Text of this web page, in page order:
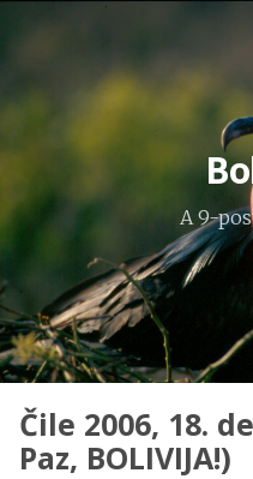
A 9-
Čile 2006, 18.
Paz, BOLIVIJA!)